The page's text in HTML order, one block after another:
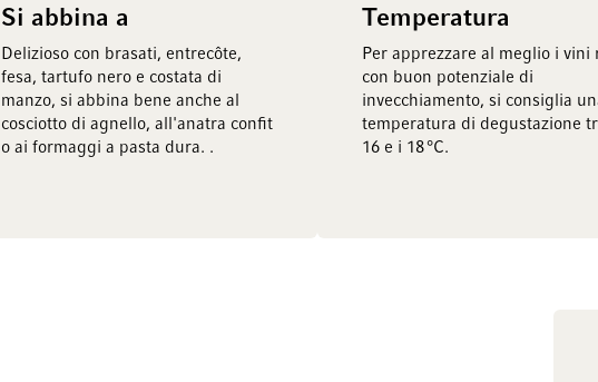
Si abbina a
Delizioso con brasati, entrecôte,
fesa, tartufo nero e costata di
manzo, si abbina bene anche al
cosciotto di agnello, all'anatra confit
o ai formaggi a pasta dura. .
Temperatura
Per apprezzare al meglio i vini
con buon potenziale di
invecchiamento, si consiglia
temperatura di degustazione
16 e i 18 °C.